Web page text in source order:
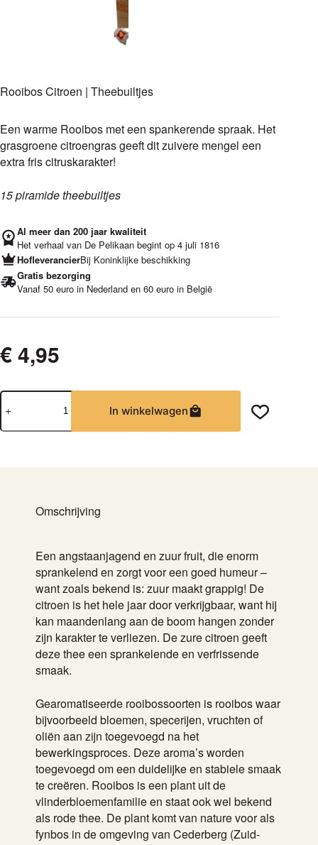
Rooibos Citroen | Theebuiltjes
Een warme Rooibos met een spankerende spraak. Het
grasgroene citroengras geeft dit zuivere mengel een
extra fris citruskarakter!
15 piramide theebuiltjes
Al meer dan 200 jaar kwaliteit
Het verhaal van De Pelikaan begint op 4 juli 1816
HofleverancierBij Koninklijke beschikking
Gratis bezorging
Vanaf 50 euro in Nederland en 60 euro in België
€4,95
Rooibos
Citroen
|
In winkelwagen
Omschrijving
Een angstaanjagend en zuur fruit, die enorm
sprankelend en zorgt voor een goed humeur –
want zoals bekend is: zuur maakt grappig! De
citroen is het hele jaar door verkrijgbaar, want hij
kan maandenlang aan de boom hangen zonder
zijn karakter te verliezen. De zure citroen geeft
deze thee een sprankelende en verfrissende
smaak.
Gearomatiseerde rooibossoorten is rooibos waar
bijvoorbeeld bloemen, specerijen, vruchten of
oliën aan zijn toegevoegd na het
bewerkingsproces. Deze aroma’s worden
toegevoegd om een duidelijke en stabiele smaak
te creëren. Rooibos is een plant uit de
vlinderbloemenfamilie en staat ook wel bekend
als rode thee. De plant komt van nature voor als
fynbos in de omgeving van Cederberg (Zuid-